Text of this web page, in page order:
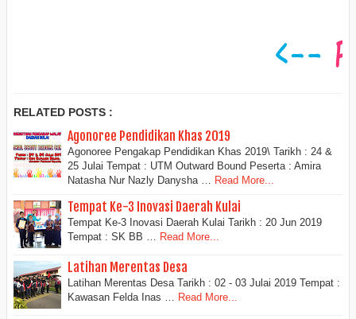
RELATED POSTS :
Agonoree Pendidikan Khas 2019
Agonoree Pengakap Pendidikan Khas 2019\ Tarikh : 24 &
25 Julai Tempat : UTM Outward Bound Peserta : Amira
Natasha Nur Nazly Danysha …
Read More...
Tempat Ke-3 Inovasi Daerah Kulai
Tempat Ke-3 Inovasi Daerah Kulai Tarikh : 20 Jun 2019
Tempat : SK BB …
Read More...
Latihan Merentas Desa
Latihan Merentas Desa Tarikh : 02 - 03 Julai 2019 Tempat :
Kawasan Felda Inas … Read More...